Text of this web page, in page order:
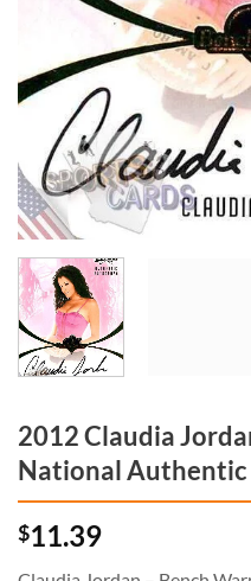
2012 Claudia
National
$11.39